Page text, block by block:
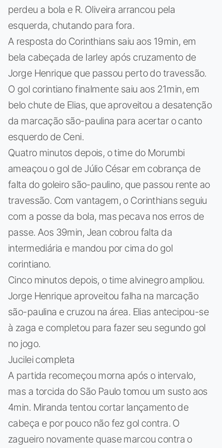
perdeu a bola e R. Oliveira arrancou pela
esquerda, chutando para fora.
A resposta do Corinthians saiu aos 19min, em
bela cabeçada de Iarley após cruzamento de
Jorge Henrique que passou perto do travessão.
O gol corintiano finalmente saiu aos 21min, em
belo chute de Elias, que aproveitou a desatenção
da marcação são-paulina para acertar o canto
esquerdo de Ceni.
Quatro minutos depois, o time do Morumbi
ameaçou o gol de Júlio César em cobrança de
falta do goleiro são-paulino, que passou rente ao
travessão. Com vantagem, o Corinthians seguiu
com a posse da bola, mas pecava nos erros de
passe. Aos 39min, Jean cobrou falta da
intermediária e mandou por cima do gol
corintiano.
Cinco minutos depois, o time alvinegro ampliou.
Jorge Henrique aproveitou falha na marcação
são-paulina e cruzou na área. Elias antecipou-se
à zaga e completou para fazer seu segundo gol
no jogo.
Jucilei completa
A partida recomeçou morna após o intervalo,
mas a torcida do São Paulo tomou um susto aos
4min. Miranda tentou cortar lançamento de
cabeça e por pouco não fez gol contra. O
zagueiro novamente quase marcou contra o